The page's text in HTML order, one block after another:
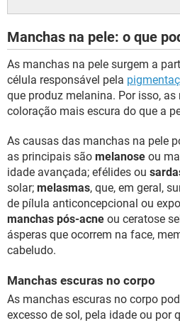
Manchas na pele: o que
As manchas na pele surgem a
célula responsável pela
que produz melanina. Por isso,
coloração mais escura do que a
As causas das manchas na pele
as principais são melanose ou
idade avançada; efélides ou
solar; melasmas, que, em geral,
de pílula anticoncepcional ou
manchas pós-acne ou ceratose
ásperas que ocorrem na face,
cabeludo.
Manchas escuras no corpo
As manchas escuras no corpo
excesso de sol, pela idade ou por